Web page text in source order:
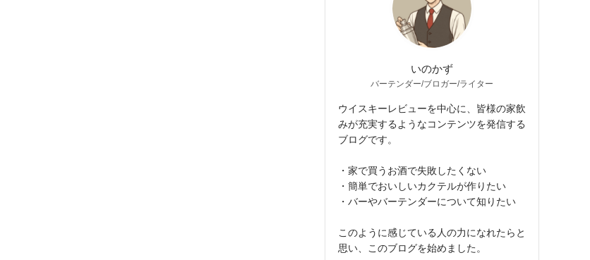
いのかず
バーテンダー/ブロガー/ライター
ウイスキーレビューを中心に、皆様の家飲
みが充実するようなコンテンツを発信する
ブログです。
・家で買うお酒で失敗したくない
・簡単でおいしいカクテルが作りたい
・バーやバーテンダーについて知りたい
このように感じている人の力になれたらと
思い、このブログを始めました。